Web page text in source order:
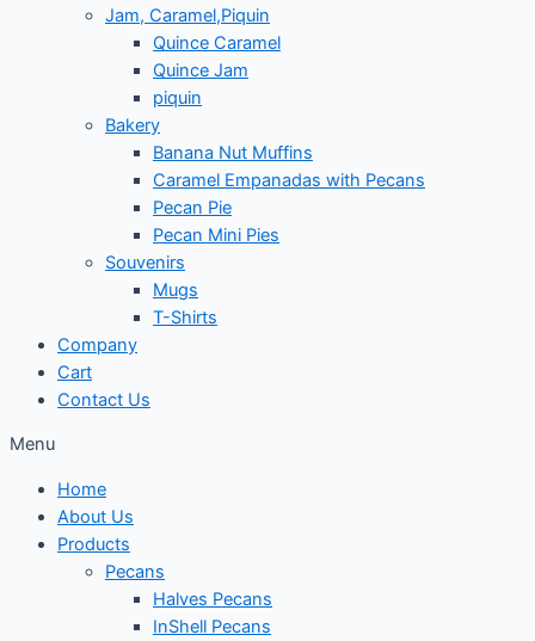
Jam, Caramel,Piquin
Quince Caramel
Quince Jam
piquin
Bakery
Banana Nut Muffins
Caramel Empanadas with Pecans
Pecan Pie
Pecan Mini Pies
Souvenirs
Mugs
T-Shirts
Company
Cart
Contact Us
Menu
Home
About Us
Products
Pecans
Halves Pecans
InShell Pecans